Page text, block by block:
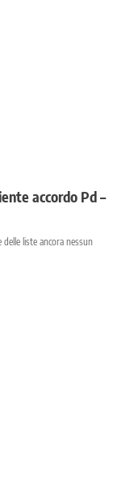
accordo Pd –
liste ancora nessun